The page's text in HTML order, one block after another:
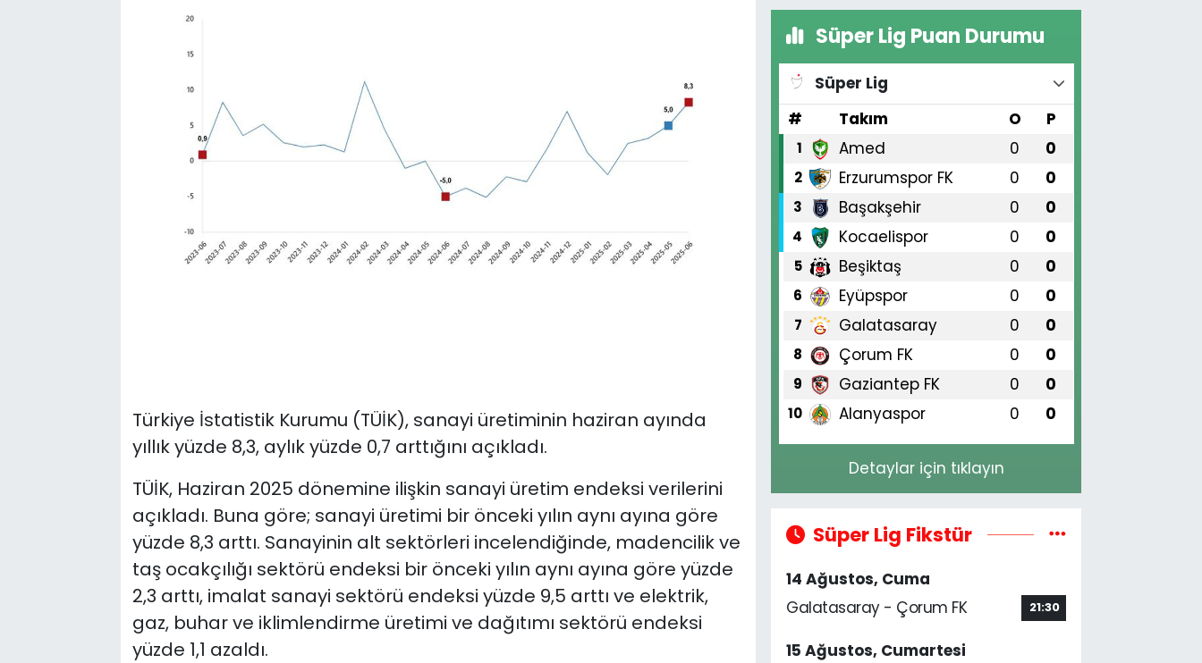
Türkiye İstatistik Kurumu (TÜİK), sanayi üretiminin haziran ayında
yıllık yüzde 8,3, aylık yüzde 0,7 arttığını açıkladı.
TÜİK, Haziran 2025 dönemine ilişkin sanayi üretim endeksi verilerini
açıkladı. Buna göre; sanayi üretimi bir önceki yılın aynı ayına göre
yüzde 8,3 arttı. Sanayinin alt sektörleri incelendiğinde, madencilik ve
taş ocakçılığı sektörü endeksi bir önceki yılın aynı ayına göre yüzde
2,3 arttı, imalat sanayi sektörü endeksi yüzde 9,5 arttı ve elektrik,
gaz, buhar ve iklimlendirme üretimi ve dağıtımı sektörü endeksi
yüzde 1,1 azaldı.
Süper Lig Puan Durumu
Süper Lig
#
Takım O P
1 Amed 0 0
2 Erzurumspor FK 0 0
3 Başakşehir 0 0
4 Kocaelispor 0 0
5 Beşiktaş 0 0
6 Eyüpspor 0 0
7 Galatasaray 0 0
8 Çorum FK 0 0
9 Gaziantep FK 0 0
10 Alanyaspor 0 0
Detaylar için tıklayın
Süper Lig Fikstür
14 Ağustos, Cuma
Galatasaray - Çorum FK
21:30
15 Ağustos, Cumartesi